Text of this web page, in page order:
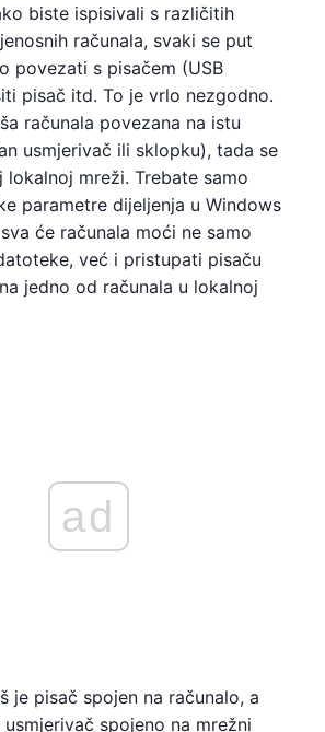
biste ispisivali s različitih
računala, svaki se put
povezati s pisačem (USB
pisač itd. To je vrlo nezgodno.
računala povezana na istu
usmjerivač ili sklopku), tada se
lokalnoj mreži. Trebate samo
parametre dijeljenja u Windows
će računala moći ne samo
već i pristupati pisaču
jedno od računala u lokalnoj
ad
je pisač spojen na računalo, a
spojeno na mrežni